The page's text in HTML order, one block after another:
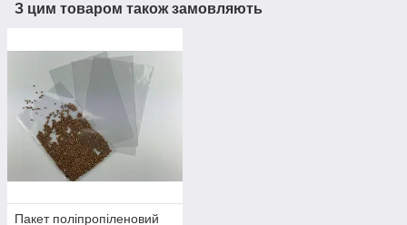
З цим товаром також замовляють
Пакет поліпропіленовий